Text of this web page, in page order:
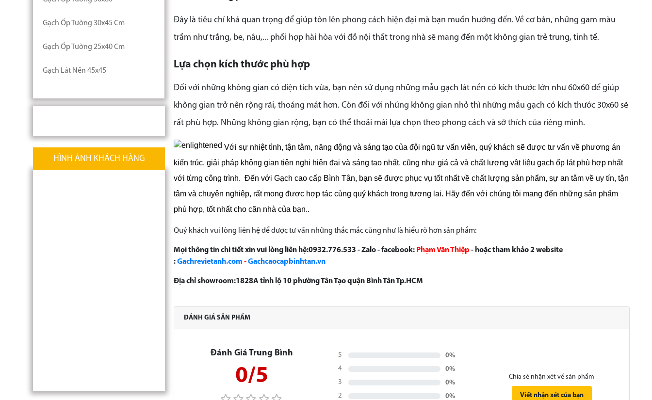
Gạch Ốp Tường 30x45 Cm
Gạch Ốp Tường 25x40 Cm
Gạch Lát Nền 45x45
HÌNH ẢNH KHÁCH HÀNG
Đây là tiêu chí khá quan trọng để giúp tôn lên phong cách hiện đại mà bạn muốn hướng đến. Về cơ bản, những gam màu
trầm như trắng, be, nâu,... phối hợp hài hòa với đồ nội thất trong nhà sẽ mang đến một không gian trẻ trung, tinh tế.
Lựa chọn kích thước phù hợp
Đối với những không gian có diện tích vừa, bạn nên sử dụng những mẫu gạch lát nền có kích thước lớn như 60x60 để giúp
không gian trở nên rộng rãi, thoáng mát hơn. Còn đối với những không gian nhỏ thì những mẫu gạch có kích thước 30x60 sẽ
rất phù hợp. Những không gian rộng, bạn có thể thoải mái lựa chọn theo phong cách và sở thích của riêng mình.
Với sự nhiệt tình, tận tâm, năng động và sáng tạo của đội ngũ tư vấn viên, quý khách sẽ được tư vấn về phương án
kiến trúc, giải pháp không gian tiện nghi hiện đại và sáng tạo nhất, cũng như giá cả và chất lượng vật liệu gạch ốp lát phù hợp nhất
với từng công trình. Đến với Gạch cao cấp Bình Tân, bạn sẽ được phục vụ tốt nhất về chất lượng sản phẩm, sự an tâm về uy tín, tận
tâm và chuyên nghiệp, rất mong được hợp tác cùng quý khách trong tương lai. Hãy đến với chúng tôi mang đến những sản phẩm
phù hợp, tốt nhất cho căn nhà của bạn..
Quý khách vui lòng liên hệ để được tư vấn những thắc mắc cũng như là hiểu rõ hơn sản phẩm:
Mọi thông tin chi tiết xin vui lòng liên hệ:0932.776.533 - Zalo - facebook: Phạm Văn Thiệp - hoặc tham khảo 2 website
:Gachrevietanh.com -Gachcaocapbinhtan.vn
Địa chỉ showroom:1828A tỉnh lộ 10 phường Tân Tạo quận Bình Tân Tp.HCM
ĐÁNH GIÁ SẢN PHẨM
Đánh Giá Trung Bình
0/5
5
0%
4
0%
3
0%
2
0%
Chia sẻ nhận xét về sản phẩm
Viết nhận xét của bạn